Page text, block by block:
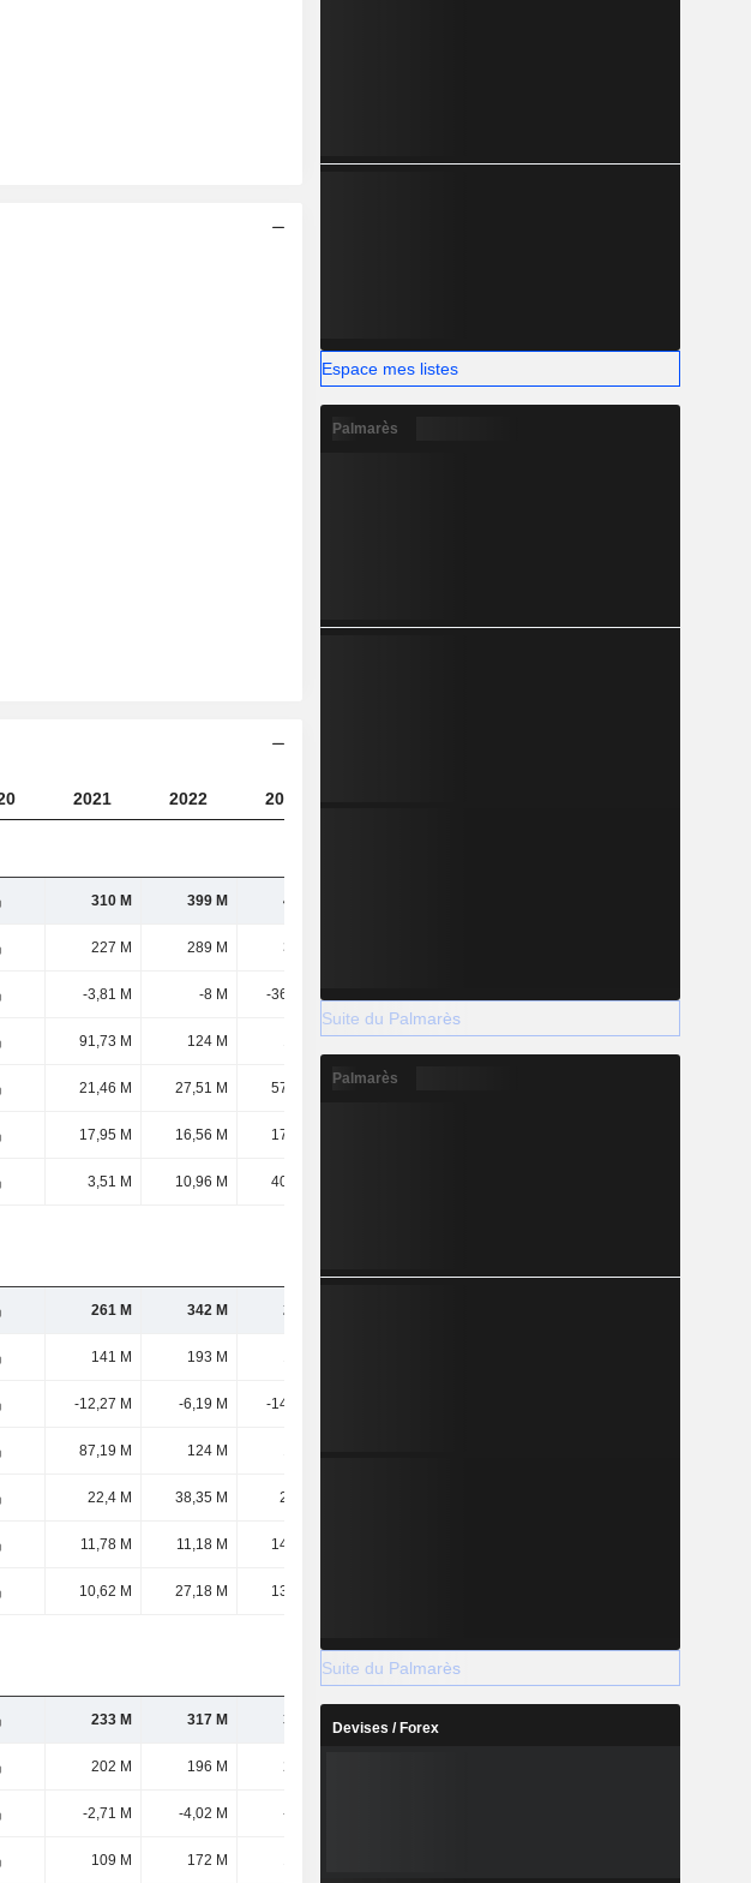
2021 2022 2023
310 M 399 M 460 M
227 M 289 M 303 M
-3,81 M -8 M -36,89 M
91,73 M 124 M 173 M 153 M 165 M
21,46 M 27,51 M 57,76 M 54,15 M
17,95 M 16,56 M 17,74 M
3,51 M 10,96 M 40,03 M
261 M 342 M 286 M
141 M 193 M
-12,27 M -6,19 M -14,61 M
87,19 M 124 M
22,4 M 38,35 M 27,8 M
11,78 M 11,18 M 14,25 M
10,62 M 27,18 M 13,55 M
233 M 317 M 304 M 254 M
202 M 196 M 216 M
-2,71 M -4,02 M -2,9 M
109 M 172 M
Espace mes listes
Palmarès
Suite du Palmarès
Palmarès
Suite du Palmarès
Devises / Forex